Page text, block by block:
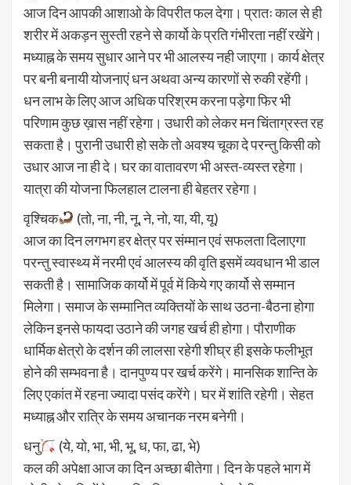
आज दिन आपकी आशाओ के विपरीत फल देगा। प्रातः काल से ही
शरीर में अकड़न सुस्ती रहने से कार्यो के प्रति गंभीरता नहीं रखेंगे।
मध्याह्न के समय सुधार आने पर भी आलस्य नही जाएगा। कार्य क्षेत्र
पर बनी बनायी योजनाएं धन अथवा अन्य कारणों से रुकी रहेंगी।
धन लाभ के लिए आज अधिक परिश्रम करना पड़ेगा फिर भी
परिणाम कुछ ख़ास नहीं रहेगा। उधारी को लेकर मन चिंताग्रस्त रह
सकता है। पुरानी उधारी हो सके तो अवश्य चूका दे परन्तु किसी को
उधार आज ना ही दे। घर का वातावरण भी अस्त-व्यस्त रहेगा।
यात्रा की योजना फिलहाल टालना ही बेहतर रहेगा।
वृश्चिक
(तो, ना, नी, नू, ने, नो, या, यी, यू)
आज का दिन लगभग हर क्षेत्र पर संम्मान एवं सफलता दिलाएगा
परन्तु स्वास्थ्य में नरमी एवं आलस्य की वृति इसमें व्यवधान भी डाल
सकती है। सामाजिक कार्यो में पूर्व में किये गए कार्यो से सम्मान
मिलेगा। समाज के सम्मानित व्यक्तियों के साथ उठना-बैठना होगा
लेकिन इनसे फायदा उठाने की जगह खर्च ही होगा। पौराणीक
धार्मिक क्षेत्रो के दर्शन की लालसा रहेगी शीघ्र ही इसके फलीभूत
होने की सम्भवना है। दानपुण्य पर खर्च करेंगे। मानसिक शान्ति के
लिए एकांत में रहना ज्यादा पसंद करेंगे। घर में शांति रहेगी। सेहत
मध्याह्न और रात्रि के समय अचानक नरम बनेगी।
धनु
(ये, यो, भा, भी, भू, ध, फा, ढा, भे)
कल की अपेक्षा आज का दिन अच्छा बीतेगा। दिन के पहले भाग में